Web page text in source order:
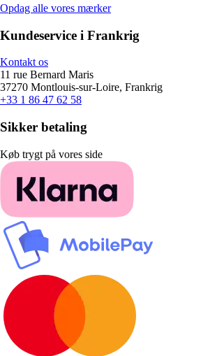
Opdag alle vores mærker
Kundeservice i Frankrig
Kontakt os
11 rue Bernard Maris
37270 Montlouis-sur-Loire, Frankrig
+33 1 86 47 62 58
Sikker betaling
Køb trygt på vores side